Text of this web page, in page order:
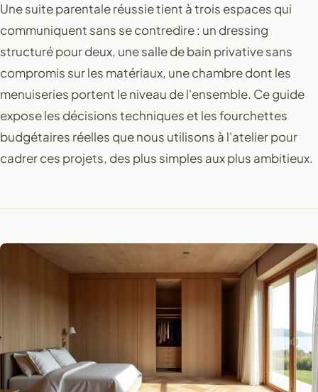
Une suite parentale réussie tient à trois espaces qui
communiquent sans se contredire : un dressing
structuré pour deux, une salle de bain privative sans
compromis sur les matériaux, une chambre dont les
menuiseries portent le niveau de l'ensemble. Ce guide
expose les décisions techniques et les fourchettes
budgétaires réelles que nous utilisons à l'atelier pour
cadrer ces projets, des plus simples aux plus ambitieux.